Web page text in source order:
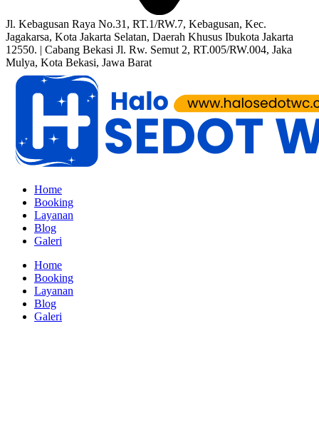
Jl. Kebagusan Raya No.31, RT.1/RW.7, Kebagusan, Kec.
Jagakarsa, Kota Jakarta Selatan, Daerah Khusus Ibukota Jakarta
12550. | Cabang Bekasi Jl. Rw. Semut 2, RT.005/RW.004, Jaka
Mulya, Kota Bekasi, Jawa Barat
Home
Booking
Layanan
Blog
Galeri
Home
Booking
Layanan
Blog
Galeri